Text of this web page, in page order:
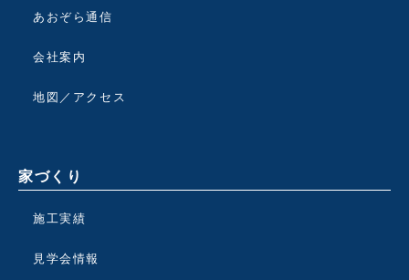
あおぞら通信
会社案内
地図／アクセス
家づくり
施工実績
見学会情報